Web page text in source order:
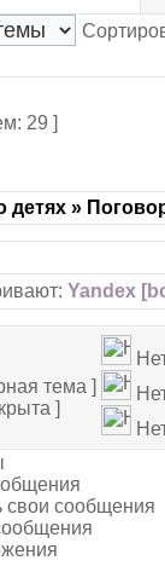
29 ]
»
Yandex
тема ]
]
свои сообщения